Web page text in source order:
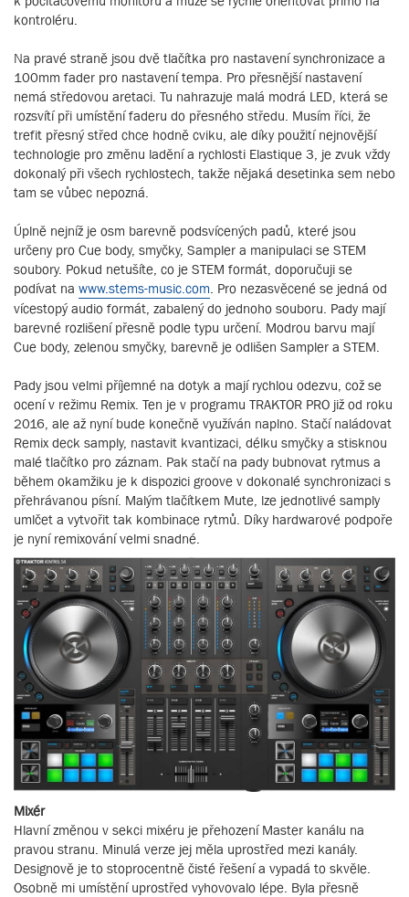
kontroléru.
Na pravé straně jsou dvě tlačítka pro nastavení synchronizace a
100mm fader pro nastavení tempa. Pro přesnější nastavení
nemá středovou aretaci. Tu nahrazuje malá modrá LED, která se
rozsvítí při umístění faderu do přesného středu. Musím říci, že
trefit přesný střed chce hodně cviku, ale díky použití nejnovější
technologie pro změnu ladění a rychlosti Elastique 3, je zvuk vždy
dokonalý při všech rychlostech, takže nějaká desetinka sem nebo
tam se vůbec nepozná.
Úplně nejníž je osm barevně podsvícených padů, které jsou
určeny pro Cue body, smyčky, Sampler a manipulaci se STEM
soubory. Pokud netušíte, co je STEM formát, doporučuji se
podívat na www.stems-music.com . Pro nezasvěcené se jedná od
vícestopý audio formát, zabalený do jednoho souboru. Pady mají
barevné rozlišení přesně podle typu určení. Modrou barvu mají
Cue body, zelenou smyčky, barevně je odlišen Sampler a STEM.
Pady jsou velmi příjemné na dotyk a mají rychlou odezvu, což se
ocení v režimu Remix. Ten je v programu TRAKTOR PRO již od roku
2016, ale až nyní bude konečně využíván naplno. Stačí naládovat
Remix deck samply, nastavit kvantizaci, délku smyčky a stisknou
malé tlačítko pro záznam. Pak stačí na pady bubnovat rytmus a
během okamžiku je k dispozici groove v dokonalé synchronizaci s
přehrávanou písní. Malým tlačítkem Mute, lze jednotlivé samply
umlčet a vytvořit tak kombinace rytmů. Díky hardwarové podpoře
je nyní remixování velmi snadné.
Mixér
Hlavní změnou v sekci mixéru je přehození Master kanálu na
pravou stranu. Minulá verze jej měla uprostřed mezi kanály.
Designově je to stoprocentně čisté řešení a vypadá to skvěle.
Osobně mi umístění uprostřed vyhovovalo lépe. Byla přesně